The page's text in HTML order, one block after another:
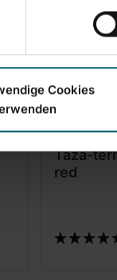
Cookies
Taza-
red